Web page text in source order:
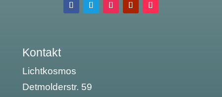
Kontakt
Lichtkosmos
Detmolderstr. 59